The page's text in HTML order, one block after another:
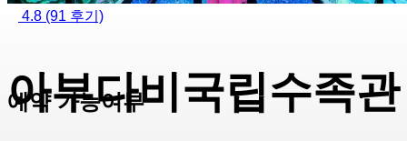
4.8 (91 후기)
아부다비국립수족
예약 가능여부